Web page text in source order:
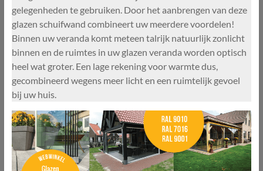
gelegenheden te gebruiken. Door het aanbrengen van deze
glazen schuifwand combineert uw meerdere voordelen!
Binnen uw veranda komt meteen talrijk natuurlijk zonlicht
binnen en de ruimtes in uw glazen veranda worden optisch
heel wat groter. Een lage rekening voor warmte dus,
gecombineerd wegens meer licht en een ruimtelijk gevoel
bij uw huis.